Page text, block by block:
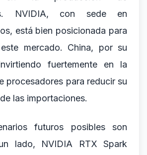
NVIDIA, con sede en
está bien posicionada para
mercado. China, por su
fuertemente en la
procesadores para reducir su
las importaciones.
futuros posibles son
lado, NVIDIA RTX Spark